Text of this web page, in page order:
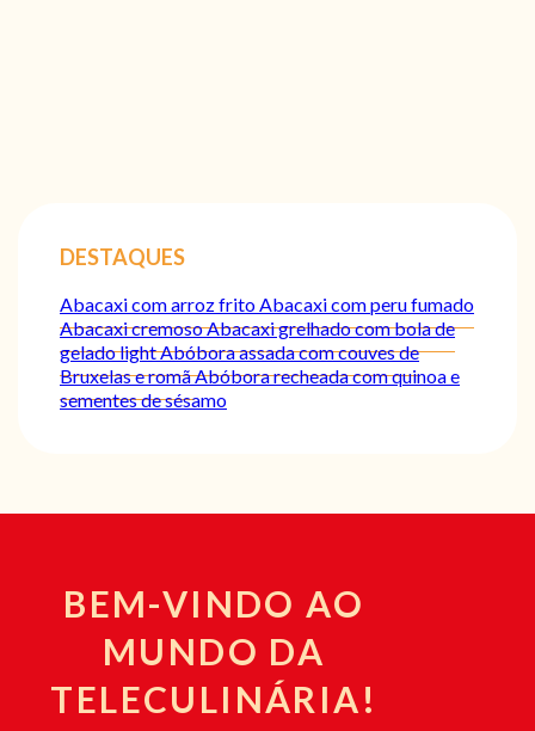
DESTAQUES
Abacaxi com arroz frito Abacaxi com peru fumado
Abacaxi cremosoAbacaxi grelhado com bola de
gelado lightAbóbora assada com couves de
Bruxelas e romãAbóbora recheada com quinoa e
sementes de sésamo
BEM-VINDO AO
MUNDO DA
TELECULINÁRIA!